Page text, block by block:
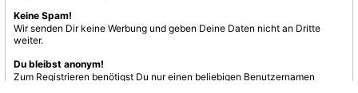
Keine Spam!
Wir senden Dir keine Werbung und geben Deine Daten nicht an Dritte
weiter.
Du bleibst anonym!
Zum Registrieren benötigst Du nur einen beliebigen Benutzernamen